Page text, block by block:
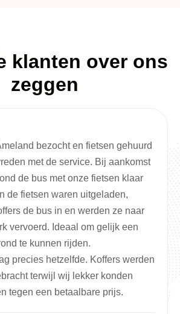
klanten over ons
zeggen
bezocht en fietsen gehuurd
met de service. Bij aankomst
de bus met onze fietsen klaar
de fietsen waren uitgeladen,
de bus in en werden ze naar
vervoerd. Ideaal om gelijk een
te kunnen rijden.
precies hetzelfde. Koffers werden
terwijl wij lekker konden
tegen een betaalbare prijs.